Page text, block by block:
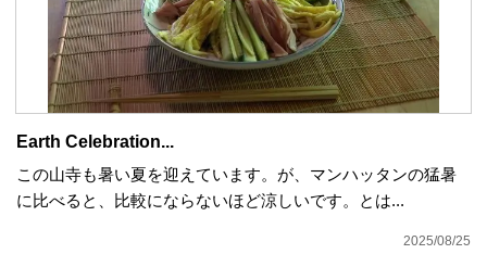
Earth Celebration...
この山寺も暑い夏を迎えています。が、マンハッタンの猛暑
に比べると、比較にならないほど涼しいです。とは...
2025/08/25